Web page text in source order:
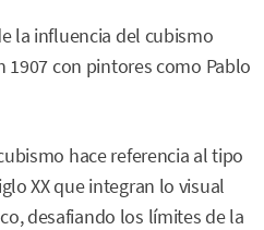
la influencia del cubismo
1907 con pintores como Pablo
hace referencia al tipo
XX que integran lo visual
desafiando los límites de la